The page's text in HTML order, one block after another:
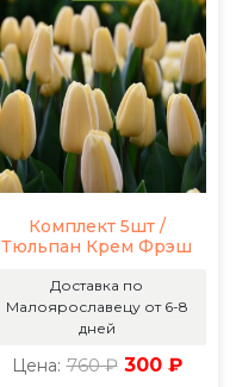
Комплект 5шт /
Тюльпан Крем Фрэш
Доставка по
Малоярославецу от 6-8
дней
Цена: 760 ₽ 300 ₽